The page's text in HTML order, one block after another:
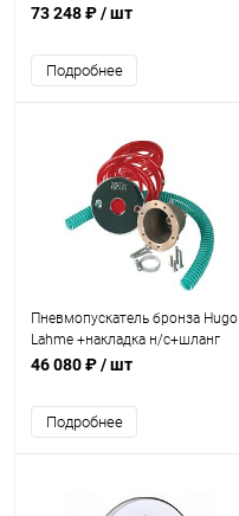
регуляторами воздуха
73 248 ₽/ шт
Подробнее
Пневмопускатель бронза Hugo
Lahme +накладка н/с+шланг
(плитка) (7010120)
46 080 ₽/ шт
Подробнее